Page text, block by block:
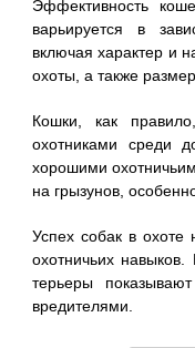
Эффективность
варьируется в
включая характер и
охоты, а также
Кошки, как
охотниками среди
хорошими
на грызунов,
Успех собак в охоте
охотничьих
терьеры
вредителями.